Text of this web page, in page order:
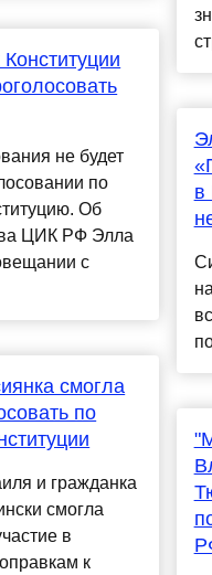
не будет
по
Об
ЦИК РФ Элла
с
смогла
по
и гражданка
смогла
в
к
в